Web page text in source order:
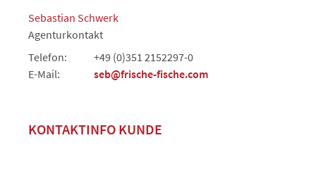
Sebastian Schwerk
Agenturkontakt
Telefon:
+49 (0)351 2152297-0
E-Mail:
seb@frische-fische.com
KONTAKTINFO KUNDE